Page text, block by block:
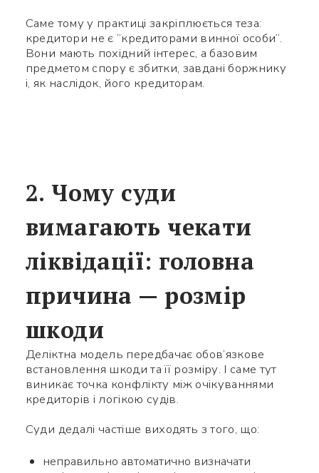
Саме тому у практиці закріплюється теза:
кредитори не є “кредиторами винної особи”.
Вони мають похідний інтерес, а базовим
предметом спору є збитки, завдані боржнику
і, як наслідок, його кредиторам.
2. Чому суди
вимагають чекати
ліквідації: головна
причина — розмір
шкоди
Деліктна модель передбачає обов’язкове
встановлення шкоди та її розміру. І саме тут
виникає точка конфлікту між очікуваннями
кредиторів і логікою судів.
Суди дедалі частіше виходять з того, що:
неправильно автоматично визначати